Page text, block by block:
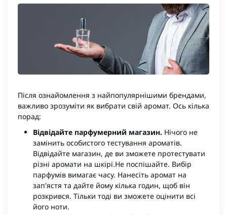
Після ознайомлення з найпопулярнішими брендами,
важливо зрозуміти як вибрати свій аромат. Ось кілька
порад:
Відвідайте парфумерний магазин. Нічого не
замінить особистого тестування ароматів.
Відвідайте магазин, де ви зможете протестувати
різні аромати на шкірі.Не поспішайте. Вибір
парфумів вимагає часу. Нанесіть аромат на
зап'ястя та дайте йому кілька годин, щоб він
розкрився. Тільки тоді ви зможете оцінити всі
його ноти.